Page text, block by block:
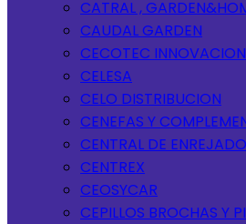
CATRAL ,
CAUDAL GARDEN
CECOTEC
CELESA
CELO DISTRIBUCION
CENEFAS Y
CENTRAL DE
CENTREX
CEOSYCAR
CEPILLOS BROCHAS Y